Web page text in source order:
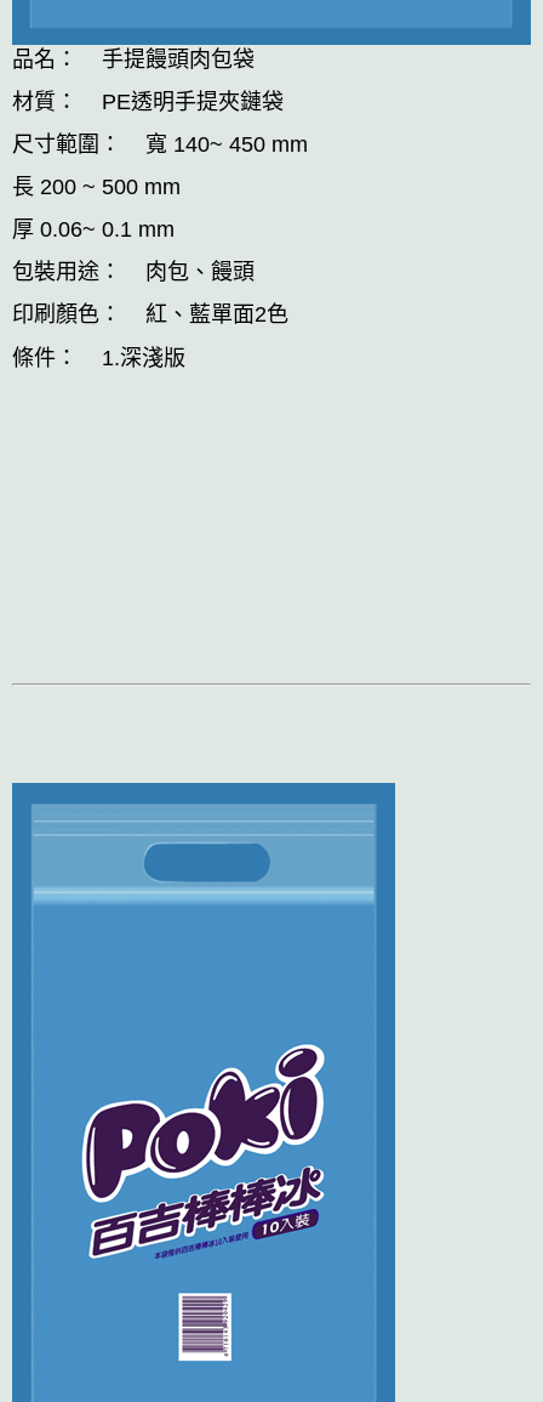
品名： 手提饅頭肉包袋
材質： PE透明手提夾鏈袋
尺寸範圍： 寬 140~ 450 mm
長 200 ~ 500 mm
厚 0.06~ 0.1 mm
包裝用途： 肉包、饅頭
印刷顏色： 紅、藍單面2色
條件： 1.深淺版